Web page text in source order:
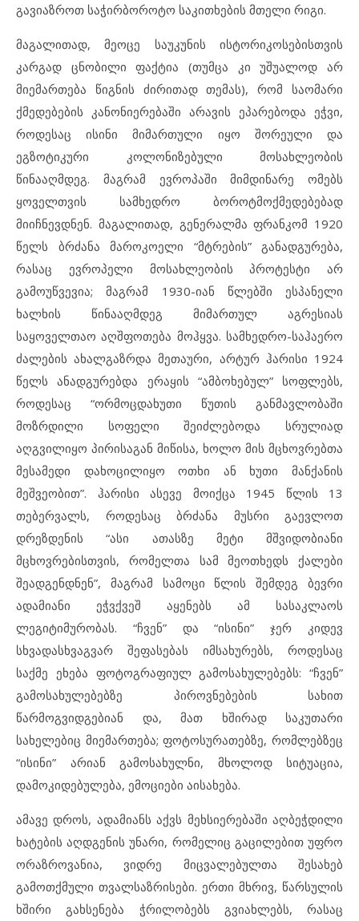
გავიაზროთ საჭირბოროტო საკითხების მთელი რიგი.
მაგალითად, მეოცე საუკუნის ისტორიკოსებისთვის
კარგად ცნობილი ფაქტია (თუმცა კი უშუალოდ არ
მიემართება წიგნის ძირითად თემას), რომ საომარი
ქმედებების კანონიერებაში არავის ეპარებოდა ეჭვი,
როდესაც ისინი მიმართული იყო შორეული და
ეგზოტიკური კოლონიზებული მოსახლეობის
წინააღმდეგ. მაგრამ ევროპაში მიმდინარე ომებს
ყოველთვის სამხედრო ბოროტმოქმედებებად
მიიჩნევდნენ. მაგალითად, გენერალმა ფრანკომ 1920
წელს ბრძანა მაროკოელი “მტრების” განადგურება,
რასაც ევროპელი მოსახლეობის პროტესტი არ
გამოუწვევია; მაგრამ 1930-იან წლებში ესპანელი
ხალხის წინააღმდეგ მიმართულ აგრესიას
საყოველთაო აღშფოთება მოჰყვა. სამხედრო-საჰაერო
ძალების ახალგაზრდა მეთაური, არტურ ჰარისი 1924
წელს ანადგურებდა ერაყის “ამბოხებულ” სოფლებს,
როდესაც “ორმოცდახუთი წუთის განმავლობაში
მოზრდილი სოფელი შეიძლებოდა სრულიად
აღგვილიყო პირისაგან მიწისა, ხოლო მის მცხოვრებთა
მესამედი დახოცილიყო ოთხი ან ხუთი მანქანის
მეშვეობით”. ჰარისი ასევე მოიქცა 1945 წლის 13
თებერვალს, როდესაც ბრძანა მუსრი გაევლოთ
დრეზდენის “ასი ათასზე მეტი მშვიდობიანი
მცხოვრებისთვის, რომელთა სამ მეოთხედს ქალები
შეადგენდნენ”, მაგრამ სამოცი წლის შემდეგ ბევრი
ადამიანი ეჭვქვეშ აყენებს ამ სასაკლაოს
ლეგიტიმურობას. “ჩვენ” და “ისინი” ჯერ კიდევ
სხვადასხვაგვარ შეფასებას იმსახურებს, როდესაც
საქმე ეხება ფოტოგრაფიულ გამოსახულებებს: “ჩვენ”
გამოსახულებებზე პიროვნებების სახით
წარმოგვიდგებიან და, მათ ხშირად საკუთარი
სახელებიც მიემართება; ფოტოსურათებზე, რომლებზეც
“ისინი” არიან გამოსახულნი, მხოლოდ სიტუაცია,
დამოკიდებულება, ემოციები აისახება.
ამავე დროს, ადამიანს აქვს მეხსიერებაში აღბეჭდილი
ხატების აღდგენის უნარი, რომელიც გაცილებით უფრო
ორაზროვანია, ვიდრე მიცვალებულთა შესახებ
გამოთქმული თვალსაზრისები. ერთი მხრივ, წარსულის
ხშირი გახსენება ჭრილობებს გვიახლებს, რასაც